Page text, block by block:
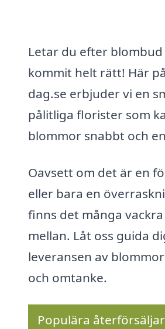
Letar du efter blombud
kommit helt rätt! Här
dag.se erbjuder vi en
pålitliga florister som
blommor snabbt och
Oavsett om det är en
eller bara en
finns det många
mellan. Låt oss guida
leveransen av
och omtanke.
Populära